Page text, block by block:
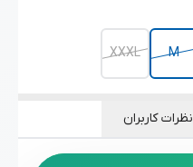
M
XXXL
نظرات کاربران